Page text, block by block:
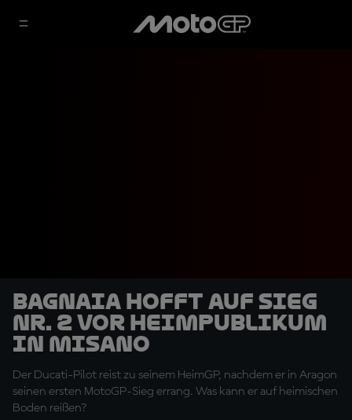
Bagnaia hofft auf Sieg
Nr. 2 vor Heimpublikum
in Misano
Der Ducati-Pilot reist zu seinem HeimGP, nachdem er in Aragon
seinen ersten MotoGP-Sieg errang. Was kann er auf heimischen
Boden reißen?